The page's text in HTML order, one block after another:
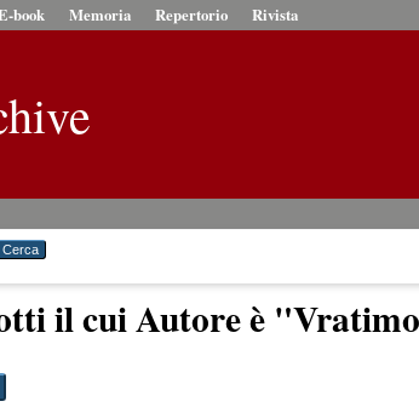
book Memoria Repertorio Rivista
il cui Autore è "